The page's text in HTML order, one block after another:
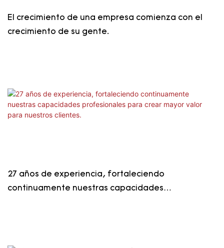
El crecimiento de una empresa comienza con el
crecimiento de su gente.
27 años de experiencia, fortaleciendo
continuamente nuestras capacidades